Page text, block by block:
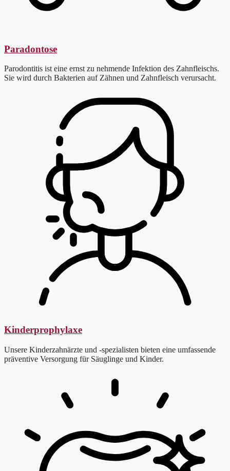
Paradontose
Parodontitis ist eine ernst zu nehmende Infektion des Zahnfleischs.
Sie wird durch Bakterien auf Zähnen und Zahnfleisch verursacht.
Kinderprophylaxe
Unsere Kinderzahnärzte und -spezialisten bieten eine umfassende
präventive Versorgung für Säuglinge und Kinder.